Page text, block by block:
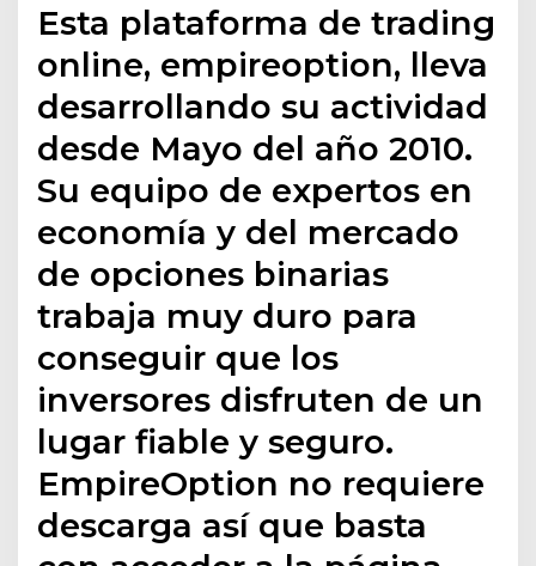
Esta plataforma de trading
online, empireoption, lleva
desarrollando su actividad
desde Mayo del año 2010.
Su equipo de expertos en
economía y del mercado
de opciones binarias
trabaja muy duro para
conseguir que los
inversores disfruten de un
lugar fiable y seguro.
EmpireOption no requiere
descarga así que basta